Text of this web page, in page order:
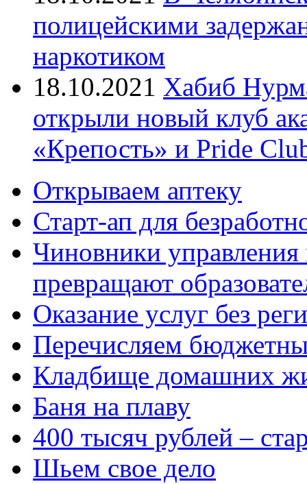
полицейскими
наркотиком
18.10.2021 Хабиб
открыли новый клуб
«Крепость» и Pride
Открываем аптеку
Старт-ап для
Чиновники
превращают
Оказание услуг без
Перечисляем
Кладбище домашних
Баня на плаву
400 тысяч рублей –
Шьем свое дело